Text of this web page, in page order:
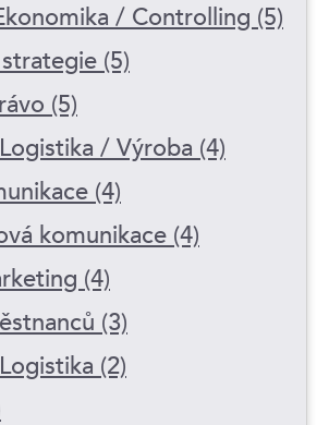
/ Controlling (5)
(5)
(5)
/ Výroba (4)
(4)
komunikace (4)
(4)
(3)
(2)